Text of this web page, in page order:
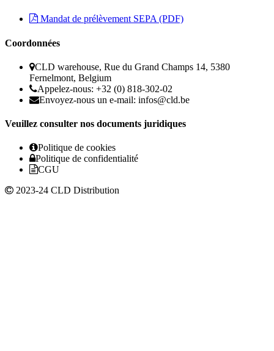
Mandat de prélèvement SEPA (PDF)
Coordonnées
CLD warehouse, Rue du Grand Champs 14, 5380
Fernelmont, Belgium
Appelez-nous: +32 (0) 818-302-02
Envoyez-nous un e-mail: infos@cld.be
Veuillez consulter nos documents juridiques
Politique de cookies
Politique de confidentialité
CGU
2023-24 CLD Distribution